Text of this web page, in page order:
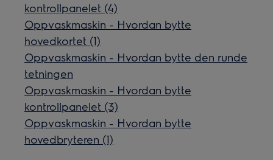
kontrollpanelet (4)
Oppvaskmaskin - Hvordan bytte
hovedkortet (1)
Oppvaskmaskin - Hvordan bytte den runde
tetningen
Oppvaskmaskin - Hvordan bytte
kontrollpanelet (3)
Oppvaskmaskin - Hvordan bytte
hovedbryteren (1)